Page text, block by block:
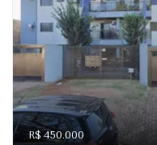
R$ 450.000